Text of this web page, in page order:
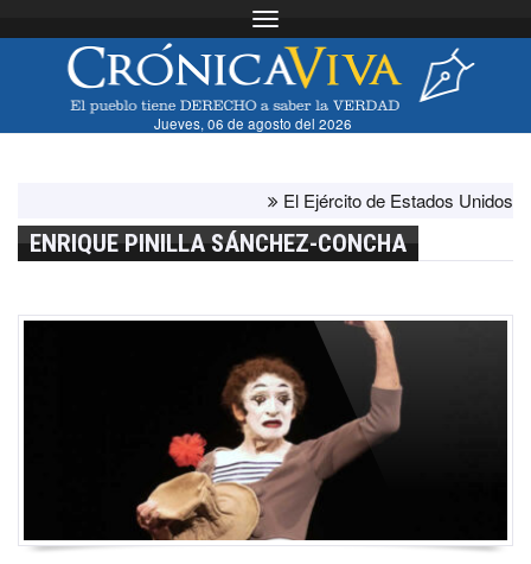
Toggle navigation
Jueves, 06 de agosto del 2026
El Ejército de Estados Unidos ha
ENRIQUE PINILLA SÁNCHEZ-CONCHA